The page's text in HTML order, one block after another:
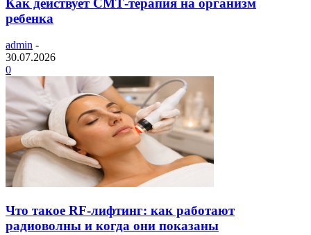
ребенка
admin -
30.07.2026
0
Что такое RF-лифтинг: как работают
радиоволны и когда они показаны